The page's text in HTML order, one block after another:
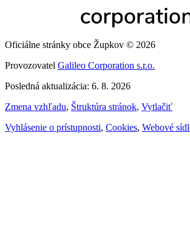
Oficiálne stránky obce Župkov © 2026
Provozovatel Galileo Corporation s.r.o.
Posledná aktualizácia: 6. 8. 2026
Zmena vzhľadu, Štruktúra stránok, Vytlačiť
Vyhlásenie o prístupnosti, Cookies, Webové